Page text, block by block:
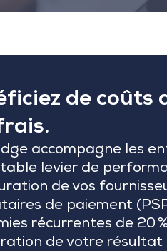
de coûts
accompagne les
levier de
de vos
de paiement
récurrentes de 20
de votre résultat